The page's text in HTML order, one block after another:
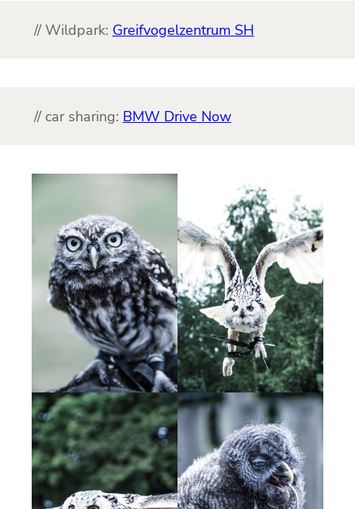
// Wildpark: Greifvogelzentrum SH
// car sharing: BMW Drive Now